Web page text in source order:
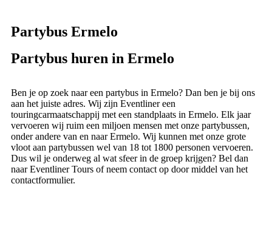
Partybus Ermelo
Partybus huren in Ermelo
Ben je op zoek naar een partybus in Ermelo? Dan ben je bij ons
aan het juiste adres. Wij zijn Eventliner een
touringcarmaatschappij met een standplaats in Ermelo. Elk jaar
vervoeren wij ruim een miljoen mensen met onze partybussen,
onder andere van en naar Ermelo. Wij kunnen met onze grote
vloot aan partybussen wel van 18 tot 1800 personen vervoeren.
Dus wil je onderweg al wat sfeer in de groep krijgen? Bel dan
naar Eventliner Tours of neem contact op door middel van het
contactformulier.